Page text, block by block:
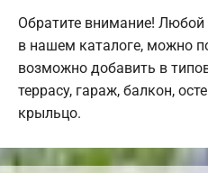
Обратите внимание! Любой
в нашем каталоге, можно
возможно добавить в
террасу, гараж, балкон,
крыльцо.